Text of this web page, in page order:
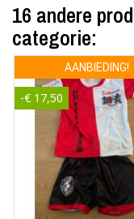
16 andere
categorie:
AANBIEDING!
-€ 17,50